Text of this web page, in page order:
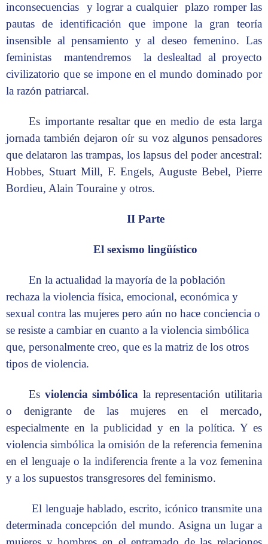
inconsecuencias y lograr a cualquier plazo romper las
pautas de identificación que impone la gran teoría
insensible al pensamiento y al deseo femenino. Las
feministas mantendremos la deslealtad al proyecto
civilizatorio que se impone en el mundo dominado por
la razón patriarcal.
Es importante resaltar que en medio de esta larga
jornada también dejaron oír su voz algunos pensadores
que delataron las trampas, los lapsus del poder ancestral:
Hobbes, Stuart Mill, F. Engels, Auguste Bebel, Pierre
Bordieu, Alain Touraine y otros.
II Parte
El sexismo lingüístico
En la actualidad la mayoría de la población
rechaza la violencia física, emocional, económica y
sexual contra las mujeres pero aún no hace conciencia o
se resiste a cambiar en cuanto a la violencia simbólica
que, personalmente creo, que es la matriz de los otros
tipos de violencia.
Es violencia simbólica la representación utilitaria
o denigrante de las mujeres en el mercado,
especialmente en la publicidad y en la política. Y es
violencia simbólica la omisión de la referencia femenina
en el lenguaje o la indiferencia frente a la voz femenina
y a los supuestos transgresores del feminismo.
El lenguaje hablado, escrito, icónico transmite una
determinada concepción del mundo. Asigna un lugar a